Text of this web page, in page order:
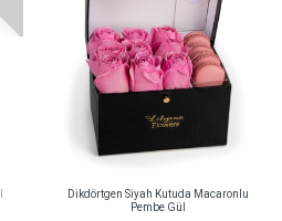
Dikdörtgen Siyah Kutuda Macaronlu
Pembe Gül